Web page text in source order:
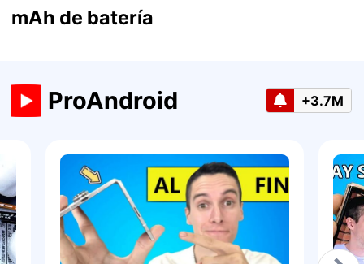
mAh de batería
ProAndroid +3.7M